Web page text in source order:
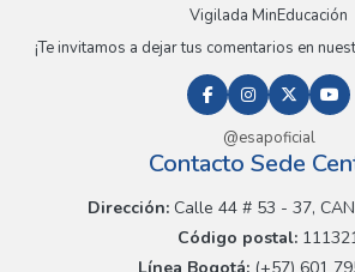
Vigilada MinEducación
¡Te invitamos a dejar tus comentarios en
@esapoficial
Contacto Sede
Dirección:Calle 44 # 53 - 37,
Código postal: